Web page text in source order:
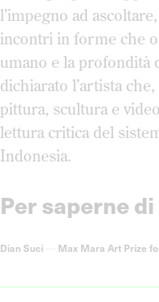
l’impegno ad
incontri in forme che
umano e la profondità
dichiarato l’artista
pittura, scultura e
lettura critica del
Indonesia.
Per saperne
Dian Suci Max Mara Art Prize